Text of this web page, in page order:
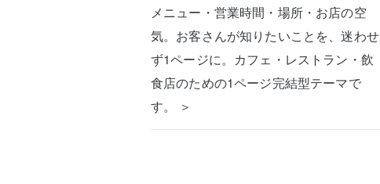
メニュー・営業時間・場所・お店の空
気。お客さんが知りたいことを、迷わせ
ず1ページに。カフェ・レストラン・飲
食店のための1ページ完結型テーマで
す。 ＞